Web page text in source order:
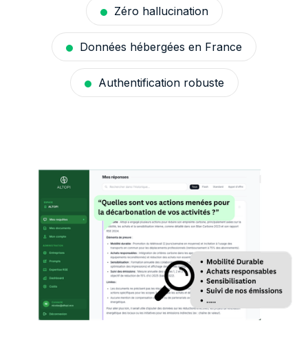
Zéro hallucination
Données hébergées en France
Authentification robuste